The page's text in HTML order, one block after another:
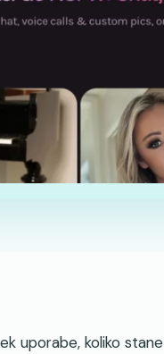
uporabe, koliko stane